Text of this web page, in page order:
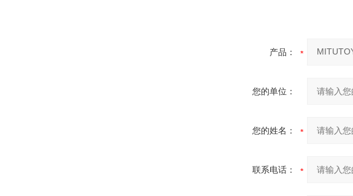
产品：
您的单位：
您的姓名：
联系电话：